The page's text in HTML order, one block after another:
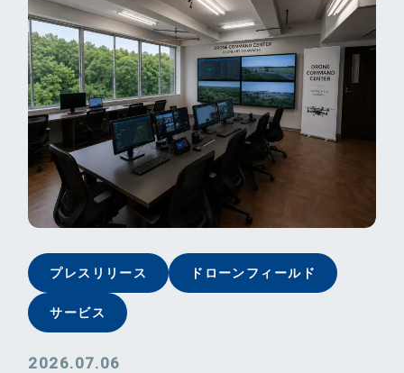
プレスリリース ドローンフィールド
サービス
2026.07.06